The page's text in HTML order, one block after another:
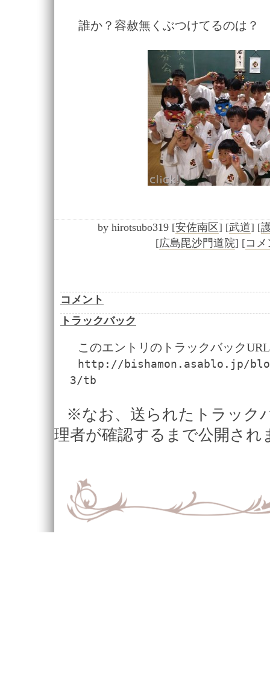
誰か？容赦無くぶつけてるのは？
by hirotsubo319 [安佐南区] [武道] [
[広島毘沙門道院] [コメ
コメント
トラックバック
このエントリのトラックバック
http://bishamon.asablo.jp/
3/tb
※なお、送られたトラック
理者が確認するまで公開され